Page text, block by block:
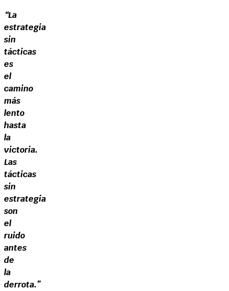
“La
estrategia
sin
tácticas
es
el
camino
más
lento
hasta
la
victoria.
Las
tácticas
sin
estrategia
son
el
ruido
antes
de
la
derrota.”